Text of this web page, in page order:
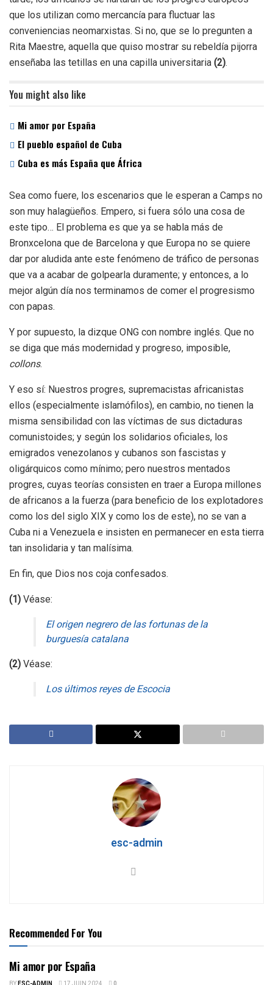
que los utilizan como mercancía para fluctuar las
conveniencias neomarxistas. Si no, que se lo pregunten a
Rita Maestre, aquella que quiso mostrar su rebeldía pijorra
enseñaba las tetillas en una capilla universitaria (2).
You might also like
Mi amor por España
El pueblo español de Cuba
Cuba es más España que África
Sea como fuere, los escenarios que le esperan a Camps no
son muy halagüeños. Empero, si fuera sólo una cosa de
este tipo… El problema es que ya se habla más de
Bronxcelona que de Barcelona y que Europa no se quiere
dar por aludida ante este fenómeno de tráfico de personas
que va a acabar de golpearla duramente; y entonces, a lo
mejor algún día nos terminamos de comer el progresismo
con papas.
Y por supuesto, la dizque ONG con nombre inglés. Que no
se diga que más modernidad y progreso, imposible,
collons.
Y eso sí: Nuestros progres, supremacistas africanistas
ellos (especialmente islamófilos), en cambio, no tienen la
misma sensibilidad con las víctimas de sus dictaduras
comunistoides; y según los solidarios oficiales, los
emigrados venezolanos y cubanos son fascistas y
oligárquicos como mínimo; pero nuestros mentados
progres, cuyas teorías consisten en traer a Europa millones
de africanos a la fuerza (para beneficio de los explotadores
como los del siglo XIX y como los de este), no se van a
Cuba ni a Venezuela e insisten en permanecer en esta tierra
tan insolidaria y tan malísima.
En fin, que Dios nos coja confesados.
(1) Véase:
El origen negrero de las fortunas de la
burguesía catalana
(2) Véase:
Los últimos reyes de Escocia
esc-admin
Recommended For You
Mi amor por España